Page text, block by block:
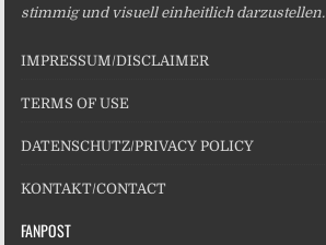
stimmig und visuell einheitlich darzustellen.
IMPRESSUM/DISCLAIMER
TERMS OF USE
DATENSCHUTZ/PRIVACY POLICY
KONTAKT/CONTACT
FANPOST